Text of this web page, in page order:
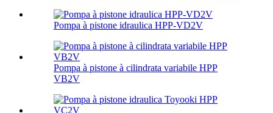
Pompa à pistone idraulica HPP-VD2V
Pompa à pistone à cilindrata variabile HPP
VB2V